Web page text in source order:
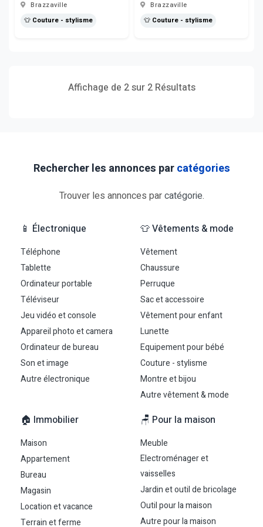
Brazzaville
👕 Couture - stylisme
Brazzaville
👕 Couture - stylisme
Affichage de 2 sur 2 Résultats
Rechercher les annonces parcatégories
Trouver les annonces parcatégorie.
📱 Électronique
Téléphone
Tablette
Ordinateur portable
Téléviseur
Jeu vidéo et console
Appareil photo et camera
Ordinateur de bureau
Son et image
Autre électronique
👕 Vêtements & mode
Vêtement
Chaussure
Perruque
Sac et accessoire
Vêtement pour enfant
Lunette
Equipement pour bébé
Couture - stylisme
Montre et bijou
Autre vêtement & mode
🏠 Immobilier
Maison
Appartement
Bureau
Magasin
Location et vacance
Terrain et ferme
🪑 Pour la maison
Meuble
Electroménager et
vaisselles
Jardin et outil de bricolage
Outil pour la maison
Autre pour la maison